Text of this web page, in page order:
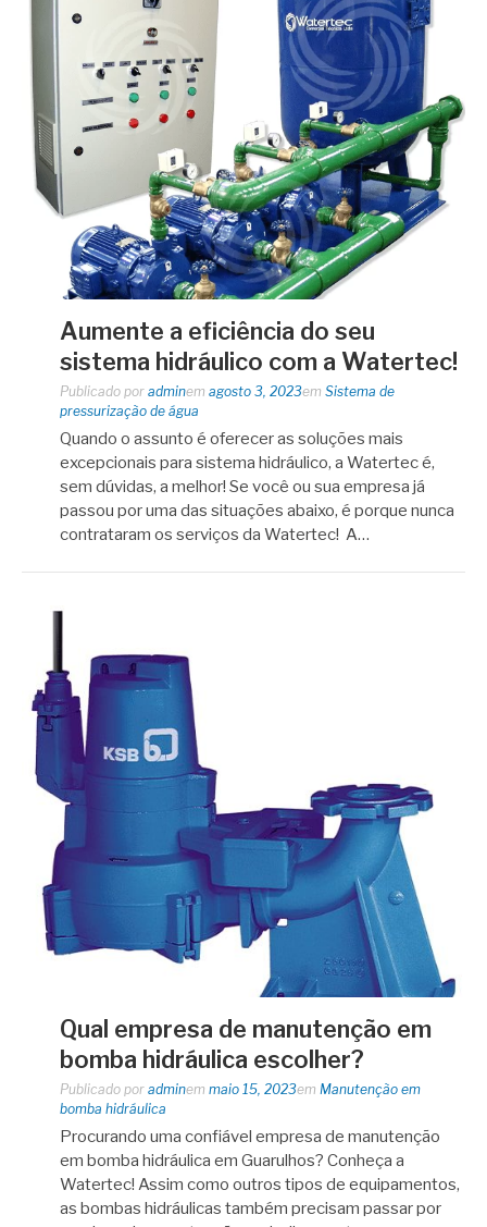
Aumente a eficiência do seu
sistema hidráulico com a Watertec!
Publicado por adminem agosto 3, 2023em Sistema de
pressurização de água
Quando o assunto é oferecer as soluções mais
excepcionais para sistema hidráulico, a Watertec é,
sem dúvidas, a melhor! Se você ou sua empresa já
passou por uma das situações abaixo, é porque nunca
contrataram os serviços da Watertec! A…
Qual empresa de manutenção em
bomba hidráulica escolher?
Publicado por adminem maio 15, 2023em Manutenção em
bomba hidráulica
Procurando uma confiável empresa de manutenção
em bomba hidráulica em Guarulhos? Conheça a
Watertec! Assim como outros tipos de equipamentos,
as bombas hidráulicas também precisam passar por